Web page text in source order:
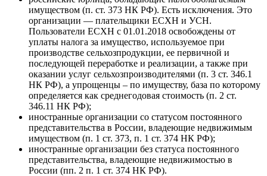
имуществом (п. ст. 373 НК РФ). Есть исключения. Это
организации — плательщики ЕСХН и УСН.
Пользователи ЕСХН с 01.01.2018 освобождены от
уплаты налога за имущество, используемое при
производстве сельхозпродукции, ее первичной и
последующей переработке и реализации, а также при
оказании услуг сельхозпроизводителями (п. 3 ст. 346.1
НК РФ), а упрощенцы – по имуществу, база по которому
определяется как среднегодовая стоимость (п. 2 ст.
346.11 НК РФ);
иностранные организации со статусом постоянного
представительства в России, владеющие недвижимым
имуществом (п. 1 ст. 373, п. 1 ст. 374 НК РФ);
иностранные организации без статуса постоянного
представительства, владеющие недвижимостью в
России (пп. 2 п. 1 ст. 374 НК РФ).